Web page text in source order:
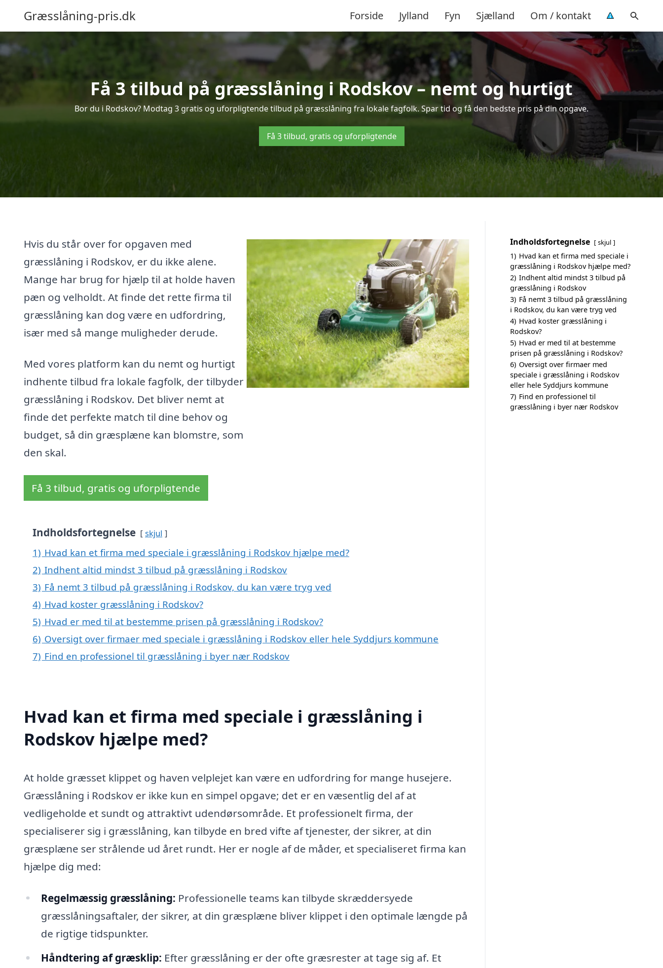
Græsslåning-pris.dk Forside Jylland Fyn Sjælland Om / kontakt
Få 3 tilbud på græsslåning i Rodskov – nemt og hurtigt
Bor du i Rodskov? Modtag 3 gratis og uforpligtende tilbud på græsslåning fra lokale fagfolk. Spar tid og få den bedste pris på din opgave.
Få 3 tilbud, gratis og uforpligtende
Hvis du står over for opgaven med
græsslåning i Rodskov, er du ikke alene.
Mange har brug for hjælp til at holde haven
pæn og velholdt. At finde det rette firma til
græsslåning kan dog være en udfordring,
især med så mange muligheder derude.
Med vores platform kan du nemt og hurtigt
indhente tilbud fra lokale fagfolk, der tilbyder
græsslåning i Rodskov. Det bliver nemt at
finde det perfekte match til dine behov og
budget, så din græsplæne kan blomstre, som
den skal.
Få 3 tilbud, gratis og uforpligtende
Indholdsfortegnelse skjul
1) Hvad kan et firma med speciale i græsslåning i Rodskov hjælpe med?
2) Indhent altid mindst 3 tilbud på græsslåning i Rodskov
3) Få nemt 3 tilbud på græsslåning i Rodskov, du kan være tryg ved
4) Hvad koster græsslåning i Rodskov?
5) Hvad er med til at bestemme prisen på græsslåning i Rodskov?
6) Oversigt over firmaer med speciale i græsslåning i Rodskov eller hele Syddjurs kommune
7) Find en professionel til græsslåning i byer nær Rodskov
Hvad kan et firma med speciale i græsslåning i
Rodskov hjælpe med?
At holde græsset klippet og haven velplejet kan være en udfordring for mange husejere.
Græsslåning i Rodskov er ikke kun en simpel opgave; det er en væsentlig del af at
vedligeholde et sundt og attraktivt udendørsområde. Et professionelt firma, der
specialiserer sig i græsslåning, kan tilbyde en bred vifte af tjenester, der sikrer, at din
græsplæne ser strålende ud året rundt. Her er nogle af de måder, et specialiseret firma kan
hjælpe dig med:
Regelmæssig græsslåning: Professionelle teams kan tilbyde skræddersyede
græsslåningsaftaler, der sikrer, at din græsplæne bliver klippet i den optimale længde på
de rigtige tidspunkter.
Håndtering af græsklip: Efter græsslåning er der ofte græsrester at tage sig af. Et
Indholdsfortegnelse skjul
1) Hvad kan et firma med speciale i
græsslåning i Rodskov hjælpe med?
2) Indhent altid mindst 3 tilbud på
græsslåning i Rodskov
3) Få nemt 3 tilbud på græsslåning
i Rodskov, du kan være tryg ved
4) Hvad koster græsslåning i
Rodskov?
5) Hvad er med til at bestemme
prisen på græsslåning i Rodskov?
6) Oversigt over firmaer med
speciale i græsslåning i Rodskov
eller hele Syddjurs kommune
7) Find en professionel til
græsslåning i byer nær Rodskov